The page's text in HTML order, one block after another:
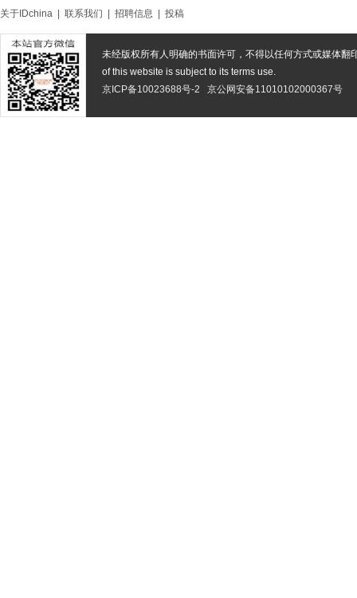
关于IDchina 联系我们 招聘信息 投稿
未经版权所有人明确的书面许可，不得以任何方式或媒体翻
of this website is subject to its terms use.
京ICP备10023688号-2
京公网安备11010102000367号